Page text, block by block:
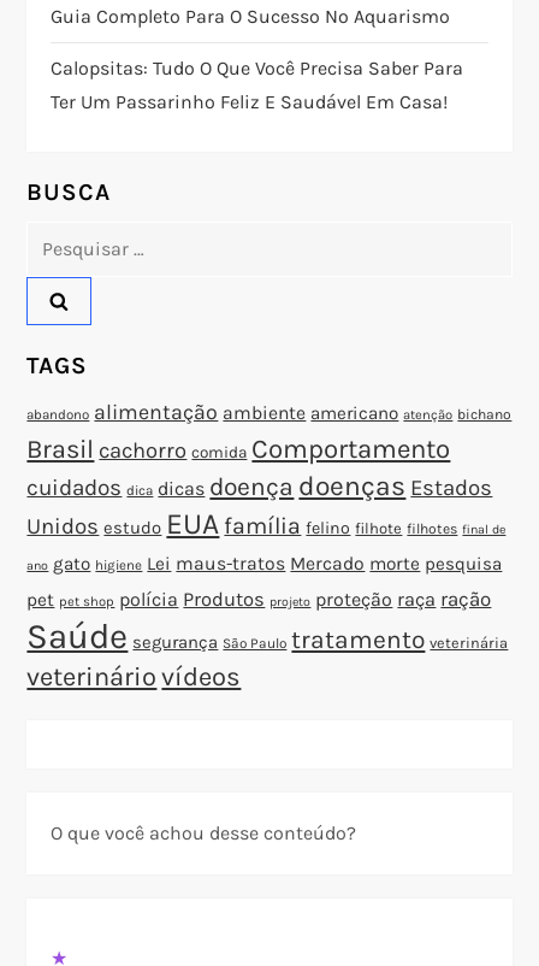
d
e
o
s
t
Guia Completo Para O Sucesso No Aquarismo
Calopsitas: Tudo O Que Você Precisa Saber Para
Ter Um Passarinho Feliz E Saudável Em Casa!
BUSCA
TAGS
abandono alimentação ambiente americano atenção bichano
Brasil cachorro comida Comportamento
cuidados dica dicas doença doenças Estados
Unidos estudo EUA família felino filhote filhotes final de
ano gato higiene Lei maus-tratos Mercado morte pesquisa
pet pet shop polícia Produtos projeto proteção raça ração
Saúde segurança São Paulo tratamento veterinária
veterinário vídeos
O que você achou desse conteúdo?
★